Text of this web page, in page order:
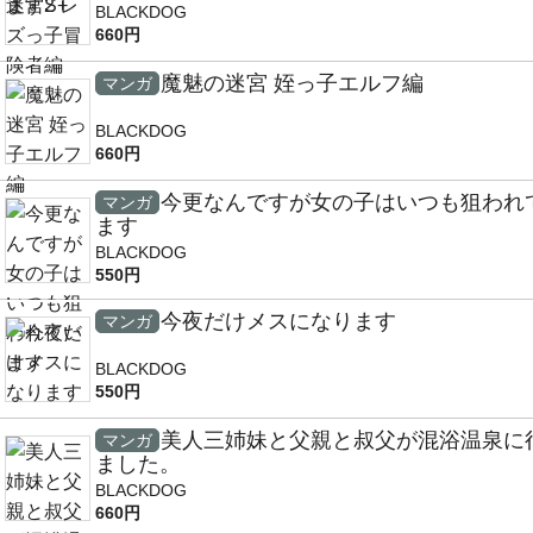
BLACKDOG
660円
マンガ 魔魅の迷宮 姪っ子エルフ編
BLACKDOG
660円
マンガ 今更なんですが女の子はいつも狙われ
ます
BLACKDOG
550円
マンガ 今夜だけメスになります
BLACKDOG
550円
マンガ 美人三姉妹と父親と叔父が混浴温泉に
ました。
BLACKDOG
660円